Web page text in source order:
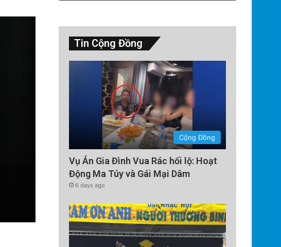
Google Earth AI Bị Rút Gấp
Tin Cộng Đồng
Cộng Đồng
Vụ Án Gia Đình Vua Rác hối lộ: Hoạt
Động Ma Túy và Gái Mại Dâm
6 days ago